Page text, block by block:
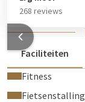
268 reviews
Faciliteiten
Fitness
Fietsenstalling